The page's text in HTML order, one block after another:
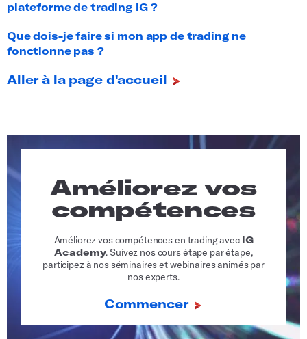
plateforme de trading IG ?
Que dois-je faire si mon app de trading ne
fonctionne pas ?
Aller à la page d'accueil
Améliorez vos
compétences
Améliorez vos compétences en trading avec IG
Academy. Suivez nos cours étape par étape,
participez à nos séminaires et webinaires animés par
nos experts.
Commencer